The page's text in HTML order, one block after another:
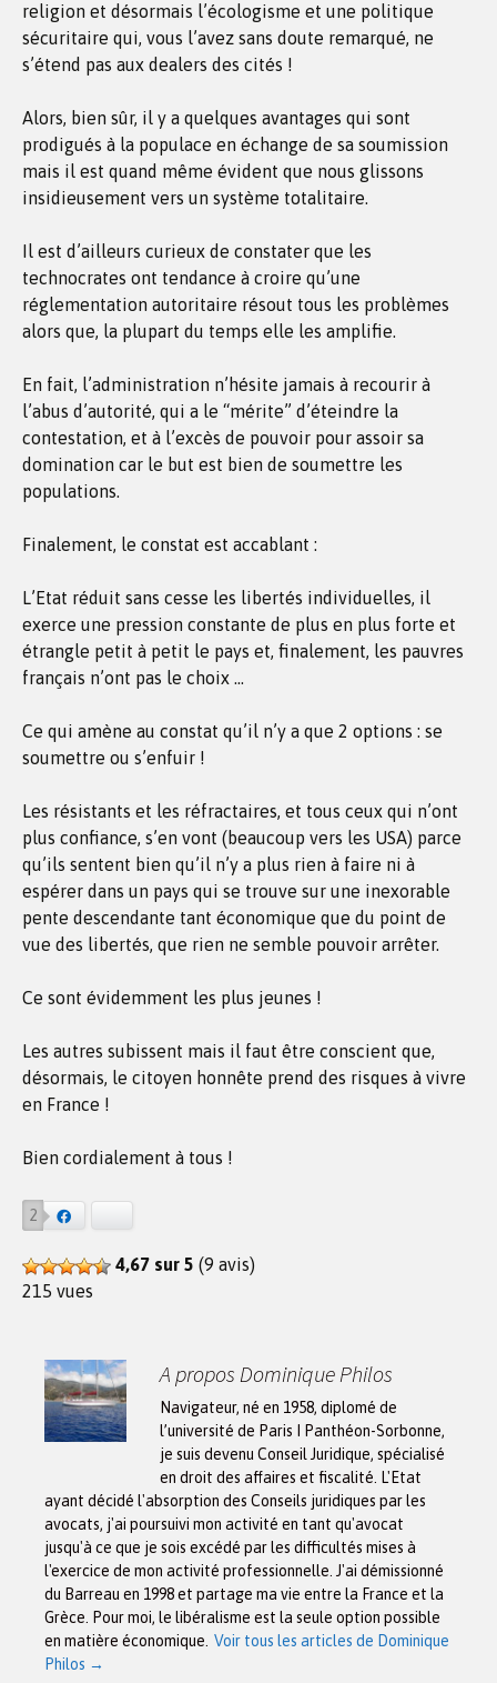
religion et désormais l’écologisme et une politique
sécuritaire qui, vous l’avez sans doute remarqué, ne
s’étend pas aux dealers des cités !
Alors, bien sûr, il y a quelques avantages qui sont
prodigués à la populace en échange de sa soumission
mais il est quand même évident que nous glissons
insidieusement vers un système totalitaire.
Il est d’ailleurs curieux de constater que les
technocrates ont tendance à croire qu’une
réglementation autoritaire résout tous les problèmes
alors que, la plupart du temps elle les amplifie.
En fait, l’administration n’hésite jamais à recourir à
l’abus d’autorité, qui a le “mérite” d’éteindre la
contestation, et à l’excès de pouvoir pour assoir sa
domination car le but est bien de soumettre les
populations.
Finalement, le constat est accablant :
L’Etat réduit sans cesse les libertés individuelles, il
exerce une pression constante de plus en plus forte et
étrangle petit à petit le pays et, finalement, les pauvres
français n’ont pas le choix …
Ce qui amène au constat qu’il n’y a que 2 options : se
soumettre ou s’enfuir !
Les résistants et les réfractaires, et tous ceux qui n’ont
plus confiance, s’en vont (beaucoup vers les USA) parce
qu’ils sentent bien qu’il n’y a plus rien à faire ni à
espérer dans un pays qui se trouve sur une inexorable
pente descendante tant économique que du point de
vue des libertés, que rien ne semble pouvoir arrêter.
Ce sont évidemment les plus jeunes !
Les autres subissent mais il faut être conscient que,
désormais, le citoyen honnête prend des risques à vivre
en France !
Bien cordialement à tous !
2
4,67 sur 5 (9 avis)
215 vues
A propos Dominique Philos
Navigateur, né en 1958, diplomé de
l’université de Paris I Panthéon-Sorbonne,
je suis devenu Conseil Juridique, spécialisé
en droit des affaires et fiscalité. L'Etat
ayant décidé l'absorption des Conseils juridiques par les
avocats, j'ai poursuivi mon activité en tant qu'avocat
jusqu'à ce que je sois excédé par les difficultés mises à
l'exercice de mon activité professionnelle. J'ai démissionné
du Barreau en 1998 et partage ma vie entre la France et la
Grèce. Pour moi, le libéralisme est la seule option possible
en matière économique. Voir tous les articles de Dominique
Philos →